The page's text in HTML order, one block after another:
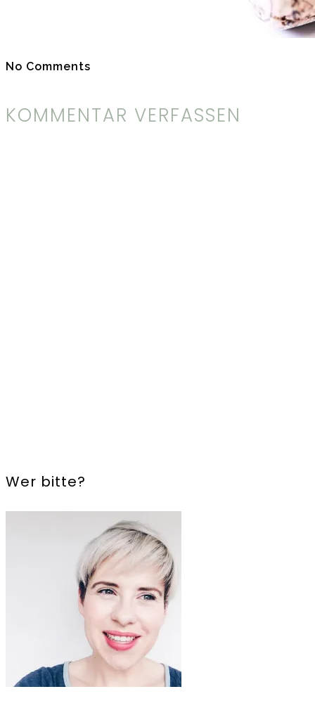
No Comments
KOMMENTAR VERFASSEN
Wer bitte?